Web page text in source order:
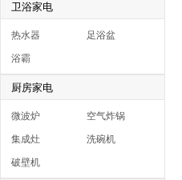
卫浴家电
热水器 足浴盆
浴霸
厨房家电
微波炉 空气炸锅
集成灶 洗碗机
破壁机